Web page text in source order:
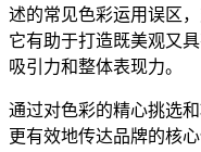
述的常见色彩运用误区
它有助于打造既美观又
吸引力和整体表现力。
通过对色彩的精心挑选
更有效地传达品牌的核